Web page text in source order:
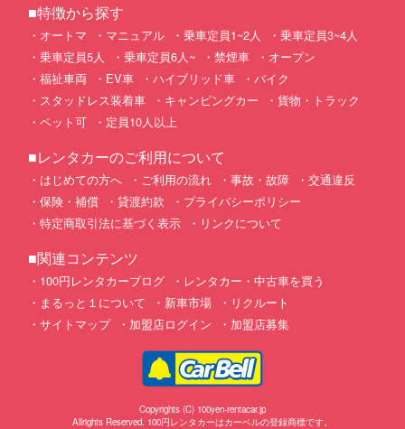
■特徴から探す
オートマ マニュアル 乗車定員1~2人
乗車定員3~4人
乗車定員5人
乗車定員6人~ 禁煙車
オープン
福祉車両
EV車 ハイブリッド車
バイク
スタッドレス装着車
キャンピングカー
貨物・トラック
ペット可
定員10人以上
■レンタカーのご利用について
はじめての方へ ご利用の流れ 事故・故障
交通違反
保険・補償
貸渡約款
プライバシーポリシー
特定商取引法に基づく表示
リンクについて
■関連コンテンツ
100円レンタカーブログ
レンタカー・中古車を買う
まるっと１について
新車市場
リクルート
サイトマップ
加盟店ログイン 加盟店募集
Copyrights (C) 100yen-rentacar.jp
Allrights Reserved. 100円レンタカーはカーベルの登録商標です。